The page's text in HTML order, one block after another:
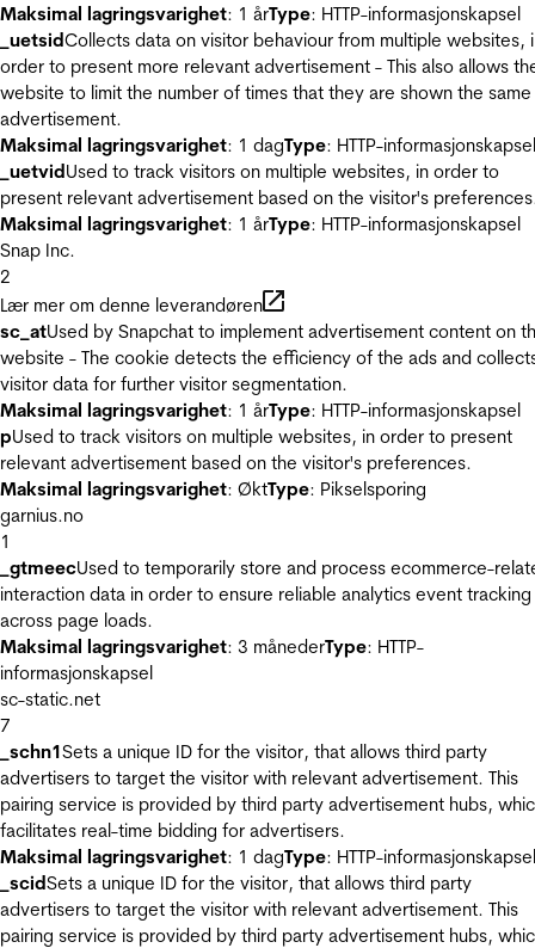
Maksimal lagringsvarighet: 1 årType: HTTP-informasjonskapsel
_uetsidCollects data on visitor behaviour from multiple websites,
order to present more relevant advertisement - This also allows
website to limit the number of times that they are shown the same
advertisement.
Maksimal lagringsvarighet: 1 dagType: HTTP-informasjonskapsel
_uetvidUsed to track visitors on multiple websites, in order to
present relevant advertisement based on the visitor's
Maksimal lagringsvarighet: 1 årType: HTTP-informasjonskapsel
Snap Inc.
2
Lær mer om denne leverandøren
sc_atUsed by Snapchat to implement advertisement content on
website - The cookie detects the efficiency of the ads and
visitor data for further visitor segmentation.
Maksimal lagringsvarighet: 1 årType: HTTP-informasjonskapsel
pUsed to track visitors on multiple websites, in order to present
relevant advertisement based on the visitor's preferences.
Maksimal lagringsvarighet: ØktType: Pikselsporing
garnius.no
1
_gtmeecUsed to temporarily store and process ecommerce-
interaction data in order to ensure reliable analytics event tracking
across page loads.
Maksimal lagringsvarighet: 3 månederType: HTTP-
informasjonskapsel
sc-static.net
7
_schn1Sets a unique ID for the visitor, that allows third party
advertisers to target the visitor with relevant advertisement. This
pairing service is provided by third party advertisement hubs,
facilitates real-time bidding for advertisers.
Maksimal lagringsvarighet: 1 dagType: HTTP-informasjonskapsel
_scidSets a unique ID for the visitor, that allows third party
advertisers to target the visitor with relevant advertisement. This
pairing service is provided by third party advertisement hubs,